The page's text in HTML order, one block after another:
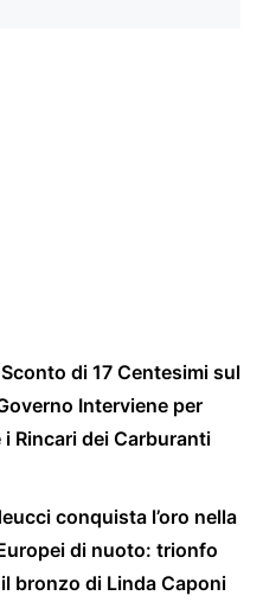
di 17 Centesimi sul
Interviene per
Rincari dei Carburanti
conquista l’oro nella
di nuoto: trionfo
bronzo di Linda Caponi